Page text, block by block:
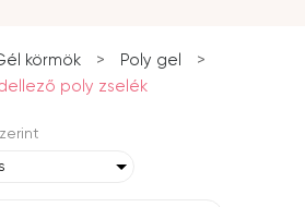
körmök > Poly gel
>
poly zselék